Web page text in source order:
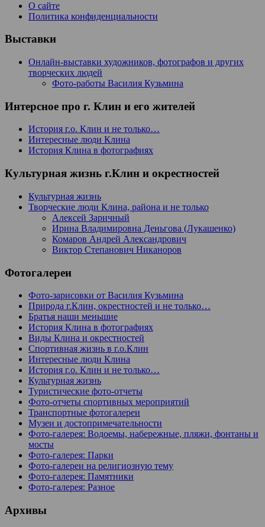
О сайте
Политика конфиденциальности
Выставки
Онлайн-выставки художников, фотографов и других
творческих людей
Фото-работы Василия Кузьмина
Интерсное про г. Клин и его жителей
История г.о. Клин и не только…
Интересные люди Клина
История Клина в фотографиях
Культурная жизнь г.Клин и окрестностей
Культурная жизнь
Творческие люди Клина, района и не только
Алексей Заричный
Ирина Владимировна Деньгова (Лукашенко)
Комаров Андрей Александрович
Виктор Степанович Никаноров
Фотогалереи
Фото-зарисовки от Василия Кузьмина
Природа г.Клин, окрестностей и не только…
Братья наши меньшие
История Клина в фотографиях
Виды Клина и окрестностей
Спортивная жизнь в г.о.Клин
Интересные люди Клина
История г.о. Клин и не только…
Культурная жизнь
Туристические фото-отчеты
Фото-отчеты спортивных мероприятий
Транспортные фотогалереи
Музеи и достопримечательности
Фото-галерея: Водоемы, набережные, пляжи, фонтаны и
мосты
Фото-галерея: Парки
Фото-галереи на религиозную тему
Фото-галерея: Памятники
Фото-галерея: Разное
Архивы